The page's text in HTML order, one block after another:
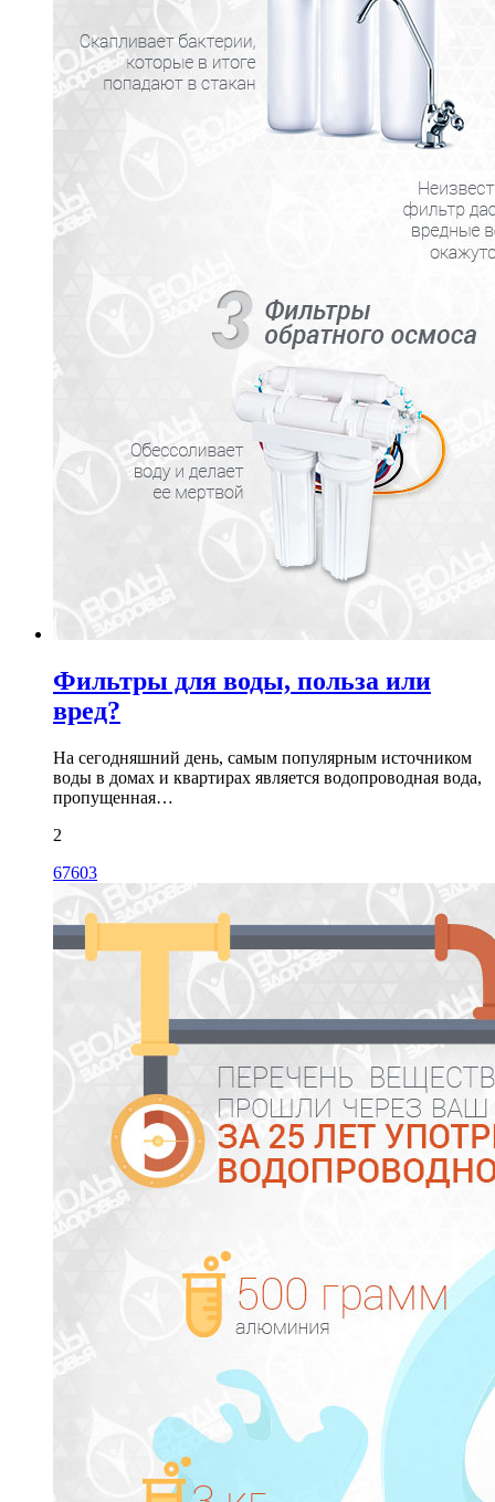
Фильтры для воды, польза или
вред?
На сегодняшний день, самым популярным источником
воды в домах и квартирах является водопроводная вода,
пропущенная…
2
67603